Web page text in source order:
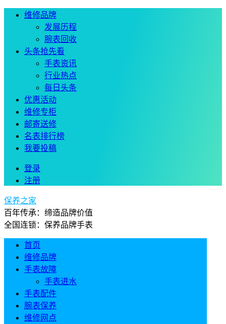
维修品牌
发展历程
腕表回收
头条抢先看
手表资讯
行业热点
每日头条
优惠活动
维修专柜
邮寄送修
名表排行榜
我要投稿
登录
注册
保养之家
百年传承：缔造品牌价值
全国连锁：保养品牌手表
首页
维修品牌
手表故障
手表进水
手表配件
腕表保养
维修网点